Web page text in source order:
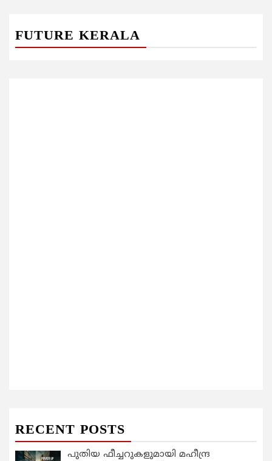
FUTURE KERALA
RECENT POSTS
പുതിയ ഫീച്ചറുകളുമായി മഹീന്ദ്ര